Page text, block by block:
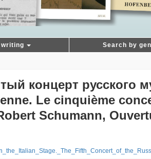
Search by
концерт русского
Le cinquième
Schumann,